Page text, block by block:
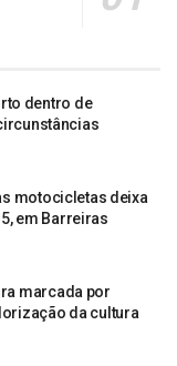
dentro de
motocicletas deixa
em Barreiras
marcada por
da cultura